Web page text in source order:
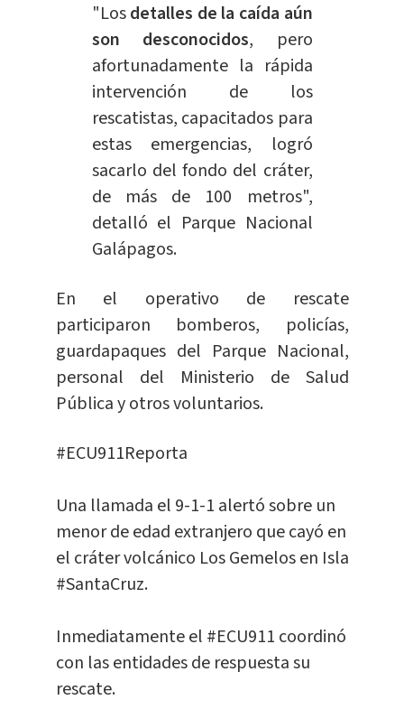
"Losdetalles de la caída aún
son desconocidos, pero
afortunadamente la rápida
intervención de los
rescatistas, capacitados para
estas emergencias, logró
sacarlo del fondo del cráter,
de más de 100 metros",
detalló el Parque Nacional
Galápagos.
En el operativo de rescate
participaron bomberos, policías,
guardapaques del Parque Nacional,
personal del Ministerio de Salud
Pública y otros voluntarios.
#ECU911Reporta
Una llamada el 9-1-1 alertó sobre un
menor de edad extranjero que cayó en
el cráter volcánico Los Gemelos en Isla
#SantaCruz.
Inmediatamente el #ECU911 coordinó
con las entidades de respuesta su
rescate.